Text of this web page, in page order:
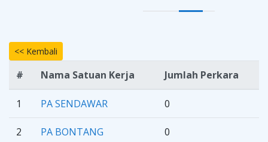
<< Kembali
# Nama Satuan Kerja Jumlah Perkara
1 PA SENDAWAR 0
2 PA BONTANG 0